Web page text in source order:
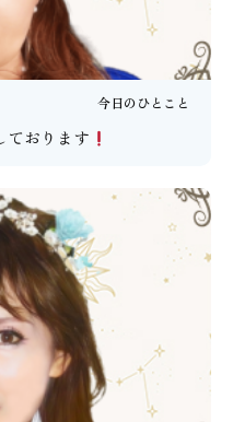
今日のひとこと
ております